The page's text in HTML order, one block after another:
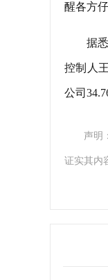
醒各方
据
控制人
公司
声明
证实其内